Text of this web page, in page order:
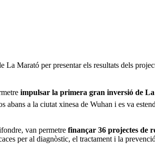
Marató per presentar els resultats dels
impulsar la primera gran inversió de
a la ciutat xinesa de Wuhan i es va
van permetre finançar 36 projectes de
per al diagnòstic, el tractament i la